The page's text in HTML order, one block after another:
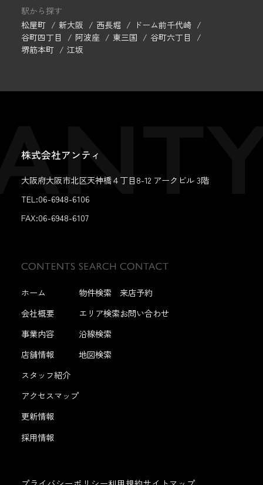
駅から探す
松屋町
新大阪 西長堀
ドーム前千代崎
谷町四丁目
阿波座 東三国
谷町六丁目
堺筋本町
江坂
株式会社アンティ
大阪府大阪市北区天神橋４丁目8-12 アークビル 3階
TEL:06-6948-6106
FAX:06-6948-6107
ホーム
会社概要
事業内容
店舗情報
スタッフ紹介
アクセスマップ
更新情報
採用情報
物件検索
エリア検索
沿線検索
地図検索
来店予約
お問い合わせ